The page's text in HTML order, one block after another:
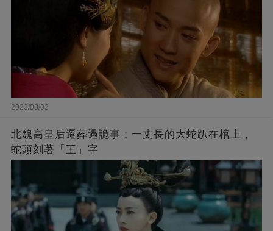
2023/08/03
北魏高皇后遷葬遇詭事：一丈長的大蛇趴在棺上，
蛇頭刻著「王」字